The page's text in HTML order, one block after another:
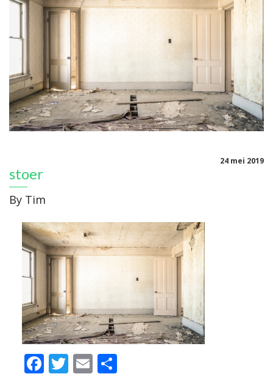
24 mei 2019
stoer
By Tim
Facebook
Twitter
EmailDelen